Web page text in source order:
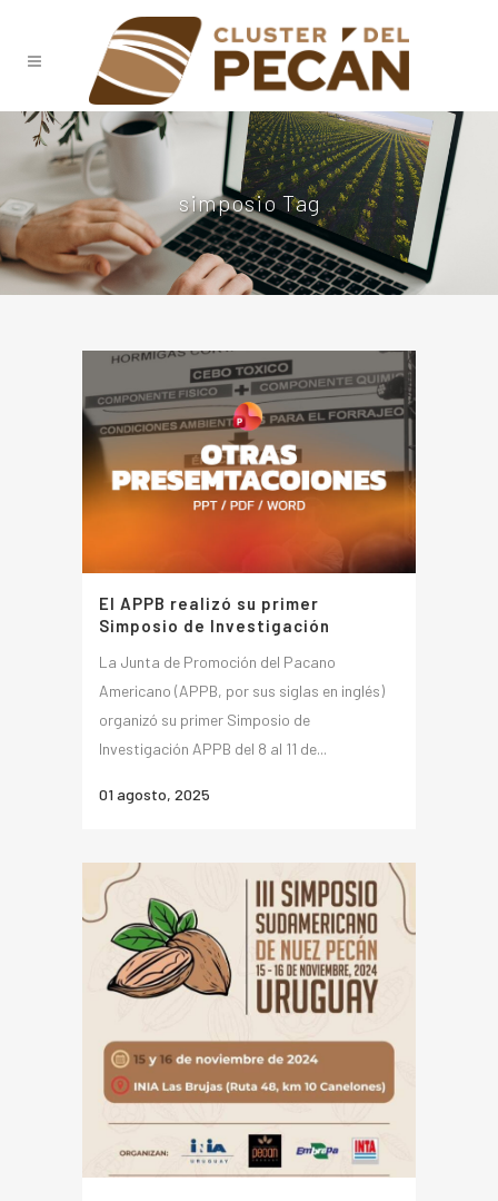
simposio Tag
El APPB realizó su primer
Simposio de Investigación
La Junta de Promoción del Pacano
Americano (APPB, por sus siglas en inglés)
organizó su primer Simposio de
Investigación APPB del 8 al 11 de...
01 agosto, 2025